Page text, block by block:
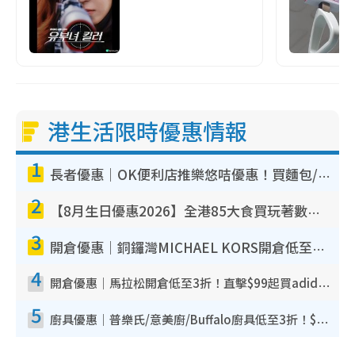
港生活限時優惠情報
1 長者優惠｜OK便利店推樂悠咭優惠！買麵包/牛奶/保健品拍卡即減
2 【8月生日優惠2026】全港85大食買玩著數攻略 自助餐/火鍋放題同行免費＋誠品/DONKI送現金券
3 開倉優惠｜銅鑼灣MICHAEL KORS開倉低至17折！直擊$500起買手袋/銀包/鞋款 必買經典Jet Set系列
4 開倉優惠｜馬拉松開倉低至3折！直擊$99起買adidas／New Balance／Puma鞋款 STANLEY保溫杯劈價至$119起
5 廚具優惠｜普樂氏/意美廚/Buffalo廚具低至3折！$89起買煎鍋／炒鑊／個人鍋 同場小家電激減至$99起